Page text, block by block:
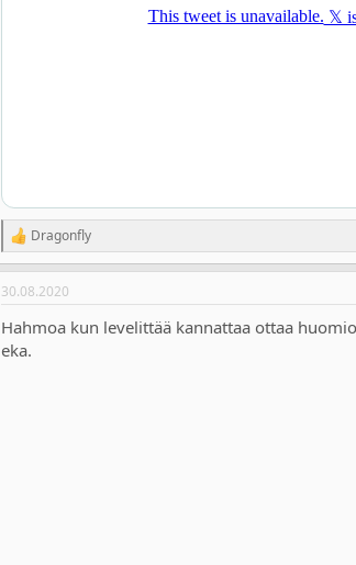
R
e
a
c
i
o
Dragonfly
30.08.2020
Hahmoa kun levelittää kannattaa ottaa
eka.